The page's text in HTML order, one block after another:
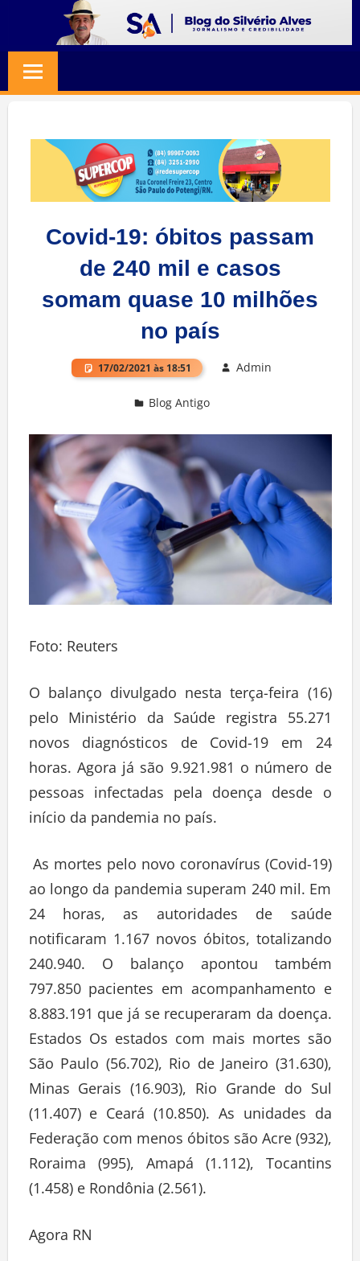
content
SILVERIO
ALVES
Jornalismo
Credibilidade
Covid-19: óbitos passam
de 240 mil e casos
somam quase 10 milhões
no país
17/02/2021 às 18:51 Admin
Blog Antigo
Foto: Reuters
O balanço divulgado nesta terça-feira (16)
pelo Ministério da Saúde registra 55.271
novos diagnósticos de Covid-19 em 24
horas. Agora já são 9.921.981 o número de
pessoas infectadas pela doença desde o
início da pandemia no país.
As mortes pelo novo coronavírus (Covid-19)
ao longo da pandemia superam 240 mil. Em
24 horas, as autoridades de saúde
notificaram 1.167 novos óbitos, totalizando
240.940. O balanço apontou também
797.850 pacientes em acompanhamento e
8.883.191 que já se recuperaram da doença.
Estados Os estados com mais mortes são
São Paulo (56.702), Rio de Janeiro (31.630),
Minas Gerais (16.903), Rio Grande do Sul
(11.407) e Ceará (10.850). As unidades da
Federação com menos óbitos são Acre (932),
Roraima (995), Amapá (1.112), Tocantins
(1.458) e Rondônia (2.561).
Agora RN